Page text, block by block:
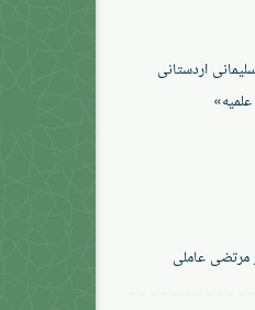
اردستانی
مرتضی عاملی